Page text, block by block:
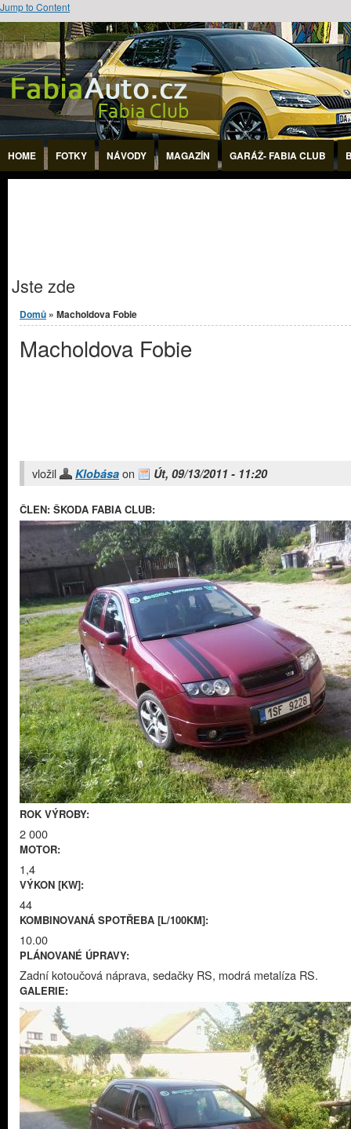
Jump to Content
HOME FOTKY NÁVODY MAGAZÍN GARÁŽ- FABIA CLUB
Jste zde
Domů » Macholdova Fobie
Macholdova Fobie
vložil Klobása on Út, 09/13/2011 - 11:20
ČLEN: ŠKODA FABIA CLUB:
ROK VÝROBY:
2 000
MOTOR:
1,4
VÝKON [KW]:
44
KOMBINOVANÁ SPOTŘEBA [L/100KM]:
10.00
PLÁNOVANÉ ÚPRAVY:
Zadní kotoučová náprava, sedačky RS, modrá metalíza RS.
GALERIE: